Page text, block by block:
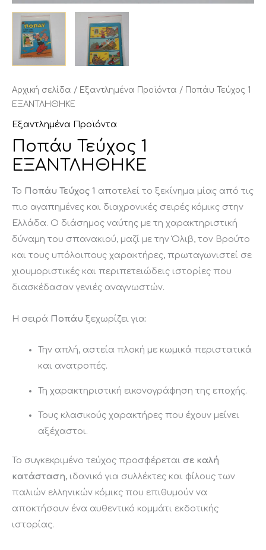
Αρχική σελίδα / Εξαντλημένα Προϊόντα / Ποπάυ Τεύχος 1
ΕΞΑΝΤΛΗΘΗΚΕ
Εξαντλημένα Προϊόντα
Ποπάυ Τεύχος 1
ΕΞΑΝΤΛΗΘΗΚΕ
Το Ποπάυ Τεύχος 1 αποτελεί το ξεκίνημα μίας από τις
πιο αγαπημένες και διαχρονικές σειρές κόμικς στην
Ελλάδα. Ο διάσημος ναύτης με τη χαρακτηριστική
δύναμη του σπανακιού, μαζί με τηνΌλιβ, τον Βρούτο
και τους υπόλοιπους χαρακτήρες, πρωταγωνιστεί σε
χιουμοριστικές και περιπετειώδεις ιστορίες που
διασκέδασαν γενιές αναγνωστών.
Η σειρά Ποπάυ ξεχωρίζει για:
Την απλή, αστεία πλοκή με κωμικά περιστατικά
και ανατροπές.
Τη χαρακτηριστική εικονογράφηση της εποχής.
Τους κλασικούς χαρακτήρες που έχουν μείνει
αξέχαστοι.
Το συγκεκριμένο τεύχος προσφέρεται σε καλή
κατάσταση, ιδανικό για συλλέκτες και φίλους των
παλιών ελληνικών κόμικς που επιθυμούν να
αποκτήσουν ένα αυθεντικό κομμάτι εκδοτικής
ιστορίας.